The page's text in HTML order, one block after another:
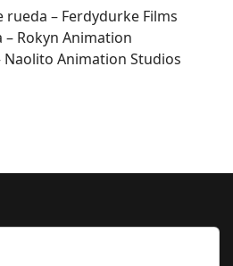
rueda – Ferdydurke Films
– Rokyn Animation
Animation Studios